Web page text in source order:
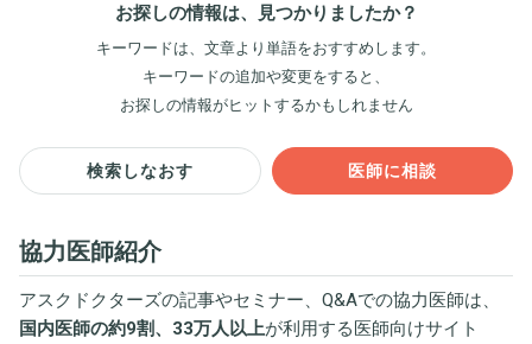
お探しの情報は、見つかりましたか？
キーワードは、文章より単語をおすすめします。
キーワードの追加や変更をすると、
お探しの情報がヒットするかもしれません
検索しなおす 医師に相談
協力医師紹介
アスクドクターズの記事やセミナー、Q&Aでの協力医師は、
国内医師の約9割、33万人以上が利用する医師向けサイト